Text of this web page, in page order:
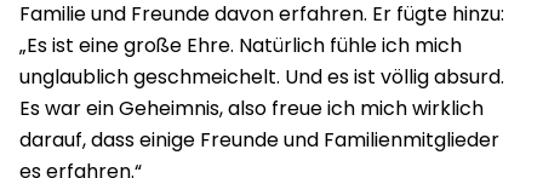
Familie und Freunde davon erfahren. Er fügte hinzu:
„Es ist eine große Ehre. Natürlich fühle ich mich
unglaublich geschmeichelt. Und es ist völlig absurd.
Es war ein Geheimnis, also freue ich mich wirklich
darauf, dass einige Freunde und Familienmitglieder
es erfahren.“